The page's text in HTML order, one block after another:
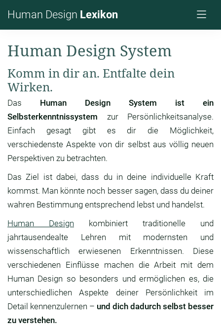
Human Design Lexikon
Human Design System
Komm in dir an. Entfalte dein
Wirken.
Das Human Design System ist ein
Selbsterkenntnissystem zur Persönlichkeitsanalyse.
Einfach gesagt gibt es dir die Möglichkeit,
verschiedenste Aspekte von dir selbst aus völlig neuen
Perspektiven zu betrachten.
Das Ziel ist dabei, dass du in deine individuelle Kraft
kommst. Man könnte noch besser sagen, dass du deiner
wahren Bestimmung entsprechend lebst und handelst.
Human Design kombiniert traditionelle und
jahrtausendealte Lehren mit modernsten und
wissenschaftlich erwiesenen Erkenntnissen. Diese
verschiedenen Einflüsse machen die Arbeit mit dem
Human Design so besonders und ermöglichen es, die
unterschiedlichen Aspekte deiner Persönlichkeit im
Detail kennenzulernen – und dich dadurch selbst besser
zu verstehen.